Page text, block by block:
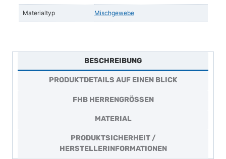
Materialtyp Mischgewebe
BESCHREIBUNG
PRODUKTDETAILS AUF EINEN BLICK
FHB HERRENGRÖSSEN
MATERIAL
PRODUKTSICHERHEIT /
HERSTELLERINFORMATIONEN